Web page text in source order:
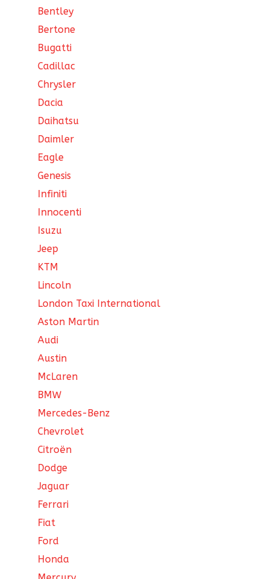
Bentley
Bertone
Bugatti
Cadillac
Chrysler
Dacia
Daihatsu
Daimler
Eagle
Genesis
Infiniti
Innocenti
Isuzu
Jeep
KTM
Lincoln
London Taxi International
Aston Martin
Audi
Austin
McLaren
BMW
Mercedes-Benz
Chevrolet
Citroën
Dodge
Jaguar
Ferrari
Fiat
Ford
Honda